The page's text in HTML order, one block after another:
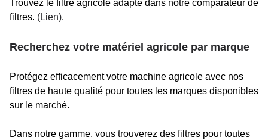
Trouvez le filtre agricole adapté dans notre comparateur de
filtres. (Lien).
Recherchez votre matériel agricole par marque
Protégez efficacement votre machine agricole avec nos
filtres de haute qualité pour toutes les marques disponibles
sur le marché.
Dans notre gamme, vous trouverez des filtres pour toutes